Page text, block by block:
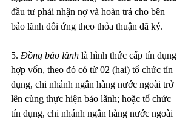
đầu tư phải nhận nợ và hoàn trả cho bên
bảo lãnh đối ứng theo thỏa thuận đã ký.
5. Đồng bảo lãnh là hình thức cấp tín dụng
hợp vốn, theo đó có từ 02 (hai) tổ chức tín
dụng, chi nhánh ngân hàng nước ngoài trở
lên cùng thực hiện bảo lãnh; hoặc tổ chức
tín dụng, chi nhánh ngân hàng nước ngoài